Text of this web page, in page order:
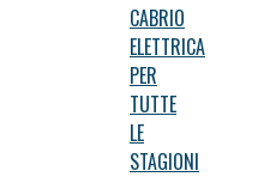
CABRIO
ELETTRICA
PER
TUTTE
LE
STAGIONI